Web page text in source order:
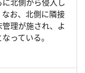
お、北側に隣接
理が施され、よ
っている。